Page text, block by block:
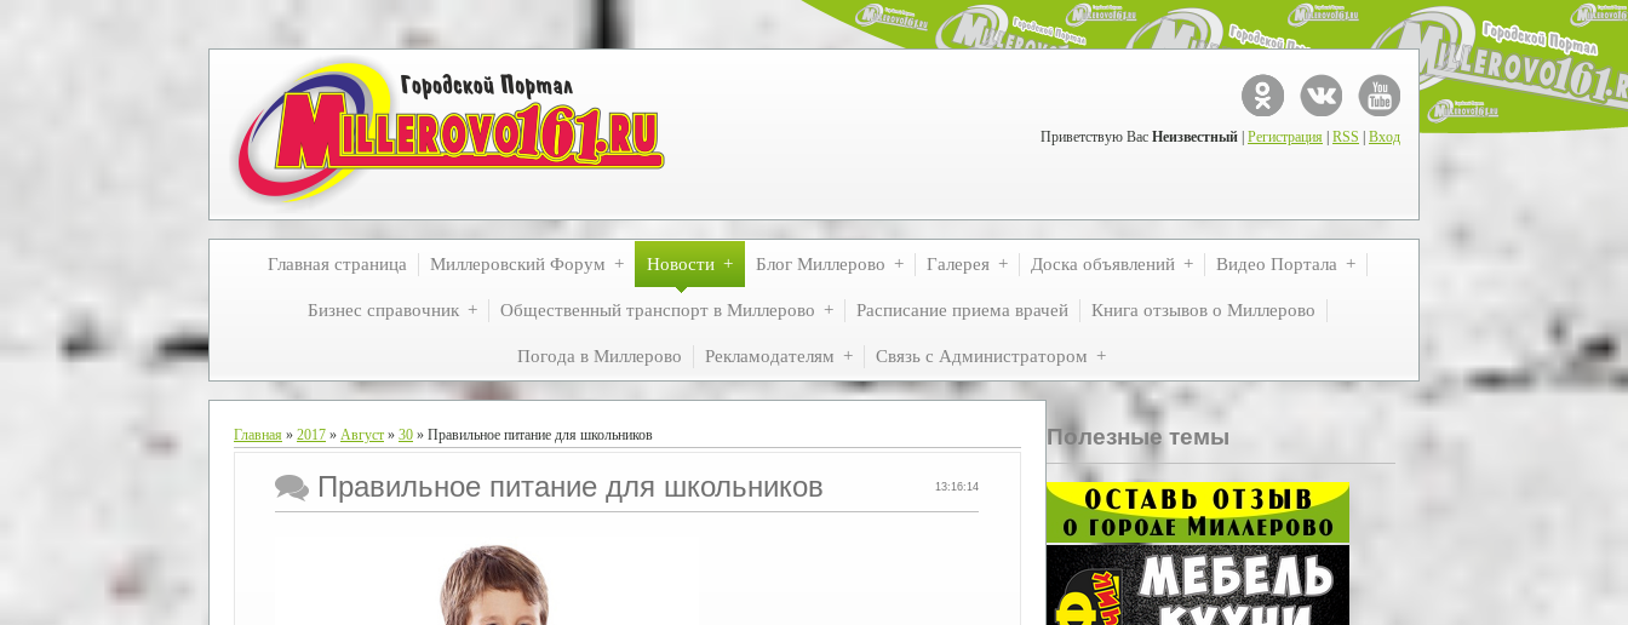
Приветствую Вас Неизвестный Регистрация RSS Вход
Главная страница Миллеровский Форум Новости Блог Миллерово Галерея Доска объявлений Видео Портала
Бизнес справочник Общественный транспорт в Миллерово Расписание приема врачей Книга отзывов о Миллерово
Погода в Миллерово Рекламодателям Связь с Администратором
Главная » 2017 » Август » 30 » Правильное питание для школьников
13:16:14
Правильное питание для школьников
Полезные темы